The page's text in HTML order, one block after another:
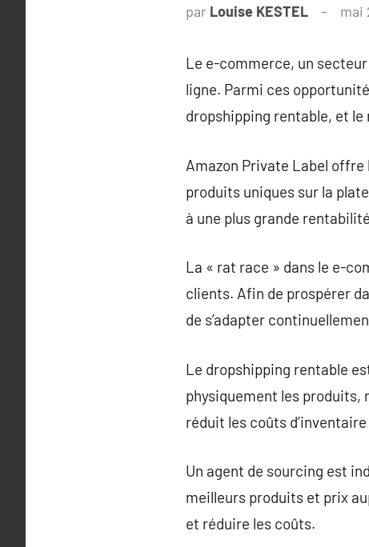
par Louise KESTEL mai
Le e-commerce, un
ligne. Parmi ces
dropshipping rentable, et
Amazon Private Label offre
produits uniques sur la
à une plus grande
La « rat race » dans le e-
clients. Afin de prospérer
de s’adapter
Le dropshipping rentable
physiquement les
réduit les coûts
Un agent de sourcing est
meilleurs produits et prix
et réduire les coûts.